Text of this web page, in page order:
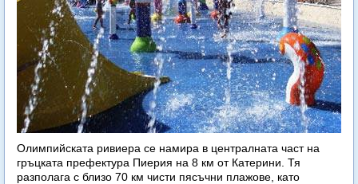
Олимпийската ривиера се намира в централната част на
гръцката префектура Пиерия на 8 км от Катерини. Тя
разполага с близо 70 км чисти пясъчни плажове, като